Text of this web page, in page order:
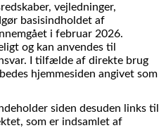
vejledninger,
basisindholdet af
i februar 2026.
og kan anvendes til
I tilfælde af direkte brug
hjemmesiden angivet som
siden desuden links til
som er indsamlet af